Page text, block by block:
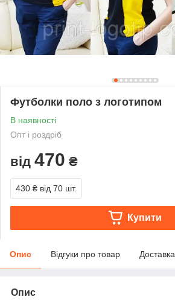
Футболки поло з логотипом
В наявності
Опт і роздріб
від 470 ₴
430 ₴ від 70 шт.
Купити
Опис Відгуки про товар Доставка
Опис